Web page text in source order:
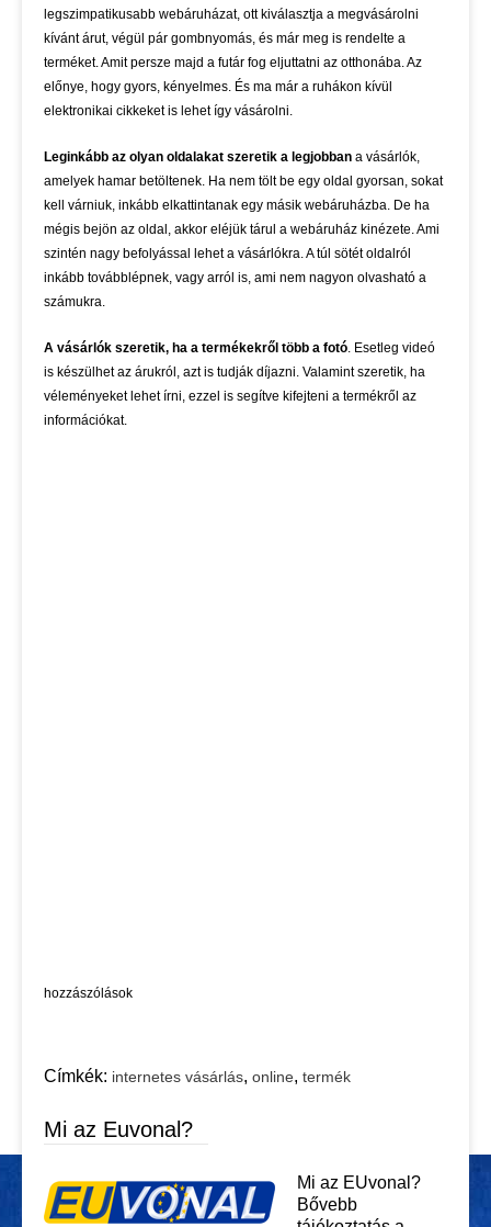
legszimpatikusabb webáruházat, ott kiválasztja a megvásárolni
kívánt árut, végül pár gombnyomás, és már meg is rendelte a
terméket. Amit persze majd a futár fog eljuttatni az otthonába. Az
előnye, hogy gyors, kényelmes. És ma már a ruhákon kívül
elektronikai cikkeket is lehet így vásárolni.
Leginkább az olyan oldalakat szeretik a legjobban a vásárlók,
amelyek hamar betöltenek. Ha nem tölt be egy oldal gyorsan, sokat
kell várniuk, inkább elkattintanak egy másik webáruházba. De ha
mégis bejön az oldal, akkor eléjük tárul a webáruház kinézete. Ami
szintén nagy befolyással lehet a vásárlókra. A túl sötét oldalról
inkább továbblépnek, vagy arról is, ami nem nagyon olvasható a
számukra.
A vásárlók szeretik, ha a termékekről több a fotó. Esetleg videó
is készülhet az árukról, azt is tudják díjazni. Valamint szeretik, ha
véleményeket lehet írni, ezzel is segítve kifejteni a termékről az
információkat.
hozzászólások
Címkék: internetes vásárlás, online, termék
Mi az Euvonal?
Mi az EUvonal?
Bővebb